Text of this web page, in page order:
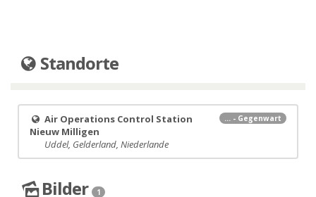
Standorte
... - Gegenwart
Air Operations Control Station
Nieuw Milligen
Uddel, Gelderland, Niederlande
Bilder 1